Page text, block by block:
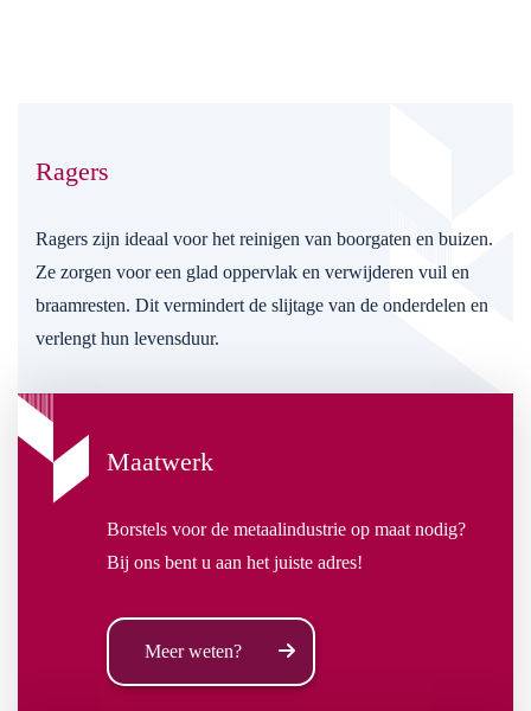
Ragers
Ragers zijn ideaal voor het reinigen van boorgaten en buizen.
Ze zorgen voor een glad oppervlak en verwijderen vuil en
braamresten. Dit vermindert de slijtage van de onderdelen en
verlengt hun levensduur.
Maatwerk
Borstels voor de metaalindustrie op maat nodig?
Bij ons bent u aan het juiste adres!
Meer weten?